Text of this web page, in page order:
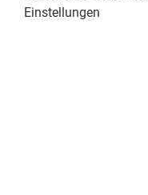
Einstellungen